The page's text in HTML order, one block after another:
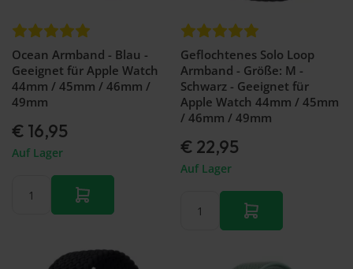
Ocean Armband - Blau -
Geeignet für Apple Watch
44mm / 45mm / 46mm /
49mm
€ 16,95
Auf Lager
Geflochtenes Solo Loop
Armband - Größe: M -
Schwarz - Geeignet für
Apple Watch 44mm / 45mm
/ 46mm / 49mm
€ 22,95
Auf Lager